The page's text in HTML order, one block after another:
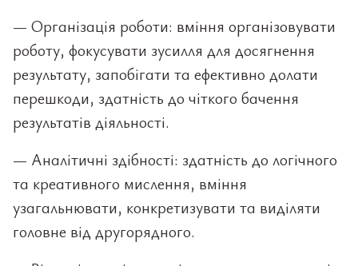
— Організація роботи: вміння організовувати
роботу, фокусувати зусилля для досягнення
результату, запобігати та ефективно долати
перешкоди, здатність до чіткого бачення
результатів діяльності.
— Аналітичні здібності: здатність до логічного
та креативного мислення, вміння
узагальнювати, конкретизувати та виділяти
головне від другорядного.